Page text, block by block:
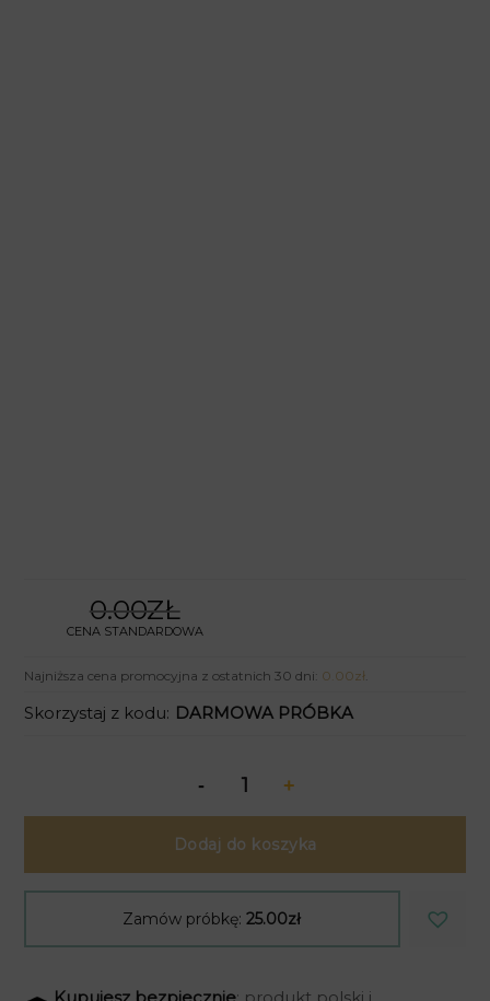
0.00ZŁ
CENA STANDARDOWA
Najniższa cena promocyjna z ostatnich 30 dni: 0.00zł
Skorzystaj z kodu: DARMOWA PRÓBKA
Dodaj do koszyka
Zamów próbkę:25.00zł